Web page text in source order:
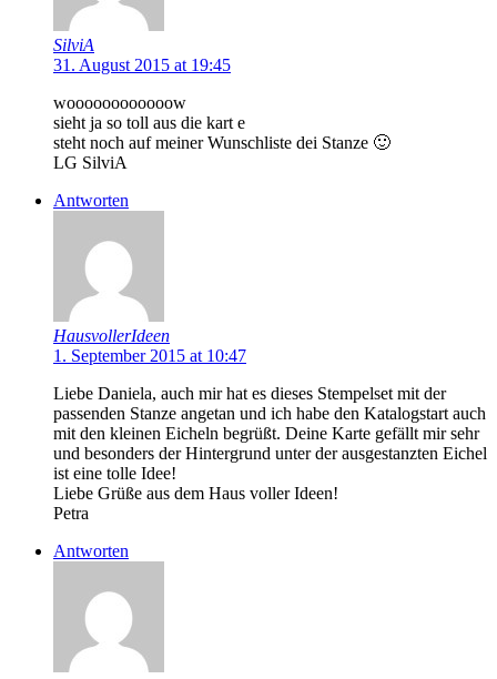
SilviA
31. August 2015 at 19:45
woooooooooooow
sieht ja so toll aus die kart e
steht noch auf meiner Wunschliste dei Stanze 🙂
LG SilviA
Antworten
HausvollerIdeen
1. September 2015 at 10:47
Liebe Daniela, auch mir hat es dieses Stempelset mit der
passenden Stanze angetan und ich habe den Katalogstart auch
mit den kleinen Eicheln begrüßt. Deine Karte gefällt mir sehr
und besonders der Hintergrund unter der ausgestanzten Eichel
ist eine tolle Idee!
Liebe Grüße aus dem Haus voller Ideen!
Petra
Antworten